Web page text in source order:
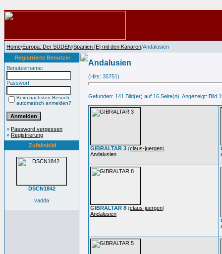
Home/Europa: Der SÜDEN/Spanien [E] mit den Kanaren/Andalusien
Registrierte Benutzer
Benutzername:
Passwort:
Beim nächsten Besuch
automatisch anmelden?
» Password vergessen
» Registrierung
Zufallsbild
DSCN1842
vadda
Andalusien
(Hits: 35751)
Gefunden: 141 Bild(er) auf 16 Seite(n). Angezeigt: Bild
GIBRALTAR 3 (claus-juergen)
Andalusien
GIBRALTAR 8 (claus-juergen)
Andalusien